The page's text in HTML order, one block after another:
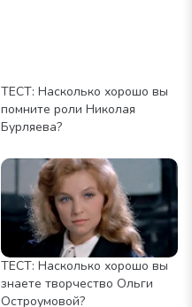
ТЕСТ: Насколько хорошо вы
помните роли Николая
Бурляева?
ТЕСТ: Насколько хорошо вы
знаете творчество Ольги
Остроумовой?